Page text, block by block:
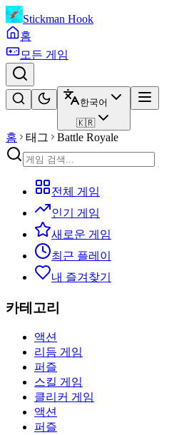
Stickman Hook
홈
모든 게임
한국어
🇰🇷
홈 태그 Battle Royale
전체 게임
인기 게임
새로운 게임
최근 플레이
내 즐겨찾기
카테고리
액션
리듬 게임
퍼즐
스킬 게임
클리커 게임
액션
퍼즐